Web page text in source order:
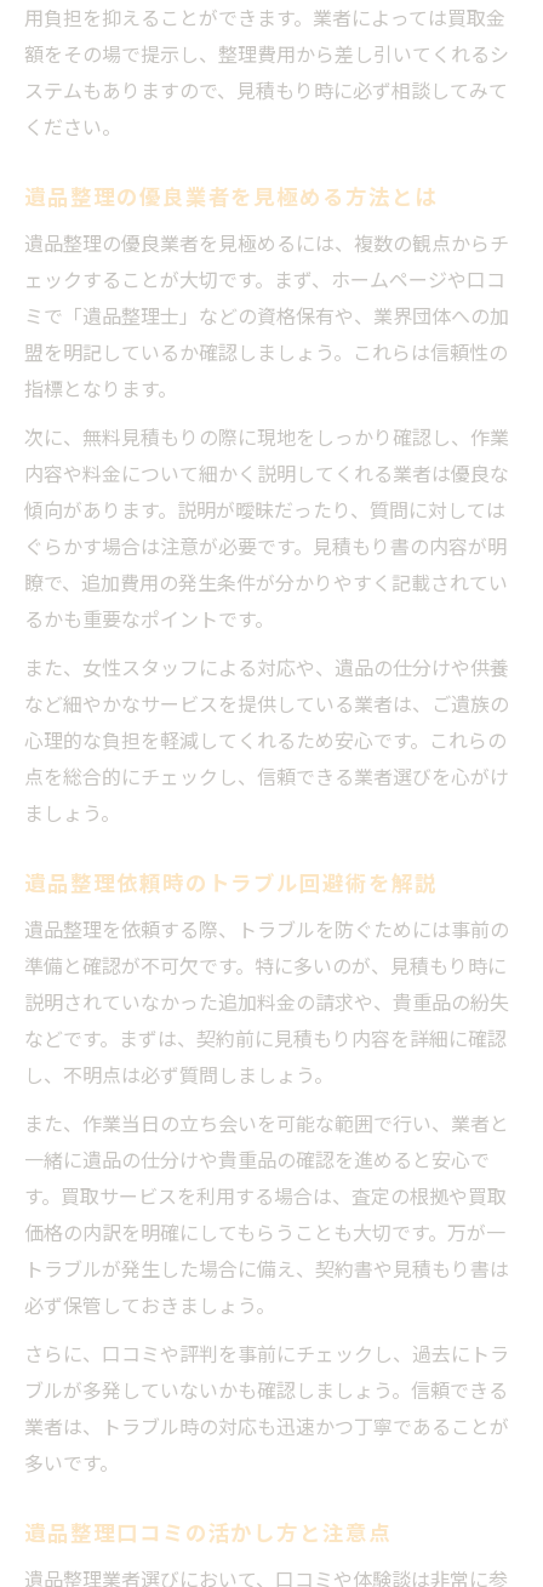
買取サービスを活用した賢い費用圧縮術
遺品整理買取サービスの選び方と注意点
遺品整理でテレビや家電を賢く買取依頼
遺品整理の買取相場と高く売るコツ解説
遺品整理買取業者利用時のトラブル対策
口コミやトラブル事例から学ぶ遺品整理
遺品整理口コミを活かした業者選びの極意
遺品整理業者トラブル事例と防止ポイント
遺品整理ネコババ被害を未然に防ぐ対策
遺品整理のリアルな体験談と失敗回避法
遺品整理で後悔しないための事前準備
用負担を抑えることができます。業者によっては買取金
額をその場で提示し、整理費用から差し引いてくれるシ
ステムもありますので、見積もり時に必ず相談してみて
ください。
遺品整理の優良業者を見極める方法とは
遺品整理の優良業者を見極めるには、複数の観点からチ
ェックすることが大切です。まず、ホームページや口コ
ミで「遺品整理士」などの資格保有や、業界団体への加
盟を明記しているか確認しましょう。これらは信頼性の
指標となります。
次に、無料見積もりの際に現地をしっかり確認し、作業
内容や料金について細かく説明してくれる業者は優良な
傾向があります。説明が曖昧だったり、質問に対しては
ぐらかす場合は注意が必要です。見積もり書の内容が明
瞭で、追加費用の発生条件が分かりやすく記載されてい
るかも重要なポイントです。
また、女性スタッフによる対応や、遺品の仕分けや供養
など細やかなサービスを提供している業者は、ご遺族の
心理的な負担を軽減してくれるため安心です。これらの
点を総合的にチェックし、信頼できる業者選びを心がけ
ましょう。
遺品整理依頼時のトラブル回避術を解説
遺品整理を依頼する際、トラブルを防ぐためには事前の
準備と確認が不可欠です。特に多いのが、見積もり時に
説明されていなかった追加料金の請求や、貴重品の紛失
などです。まずは、契約前に見積もり内容を詳細に確認
し、不明点は必ず質問しましょう。
また、作業当日の立ち会いを可能な範囲で行い、業者と
一緒に遺品の仕分けや貴重品の確認を進めると安心で
す。買取サービスを利用する場合は、査定の根拠や買取
価格の内訳を明確にしてもらうことも大切です。万が一
トラブルが発生した場合に備え、契約書や見積もり書は
必ず保管しておきましょう。
さらに、口コミや評判を事前にチェックし、過去にトラ
ブルが多発していないかも確認しましょう。信頼できる
業者は、トラブル時の対応も迅速かつ丁寧であることが
多いです。
遺品整理口コミの活かし方と注意点
遺品整理業者選びにおいて、口コミや体験談は非常に参